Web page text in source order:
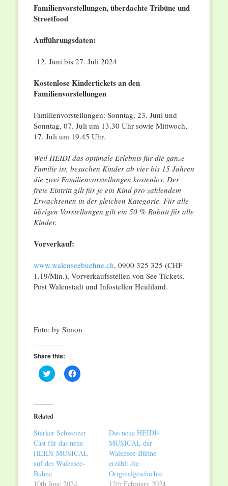
Familienvorstellungen, überdachte Tribüne und
Streetfood
Aufführungsdaten:
Juni bis 27. Juli 2024
Kostenlose Kindertickets an den
Familienvorstellungen
Familienvorstellungen: Sonntag, 23. Juni und
Sonntag, 07. Juli um 13.30 Uhr sowie Mittwoch,
17. Juli um 19.45 Uhr.
Weil HEIDI das optimale Erlebnis für die ganze
Familie ist, besuchen Kinder ab vier bis 15 Jahren
die zwei Familienvorstellungen kostenlos. Der
freie Eintritt gilt für je ein Kind pro zahlendem
Erwachsenen in der gleichen Kategorie. Für alle
übrigen Vorstellungen gilt ein 50 % Rabatt für alle
Kinder.
Vorverkauf:
www.walenseebuehne.ch, 0900 325 325 (CHF
1.19/Min.), Vorverkaufsstellen von See Tickets,
Post Walenstadt und Infostellen Heidiland.
Foto: by Simon
Share this:
Click
to
(Opens
in
new
Click
to
Related
Starker Schweizer
Cast für das neue
HEIDI-MUSICAL
auf der Walensee-
Bühne
10th June 2024
Das neue HEIDI-
MUSICAL der
Walensee-Bühne
erzählt die
Originalgeschichte
12th February 2024